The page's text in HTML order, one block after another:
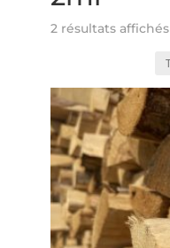
2 résultats affichés